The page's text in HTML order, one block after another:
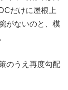
だけに屋根上
がないのと、模
のうえ再度勾配